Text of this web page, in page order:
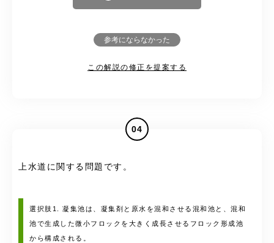
参考にならなかった
この解説の修正を提案する
04
上水道に関する問題です。
選択肢1. 凝集池は、凝集剤と原水を混和させる混和池と、混和
池で生成した微小フロックを大きく成長させるフロック形成池
から構成される。